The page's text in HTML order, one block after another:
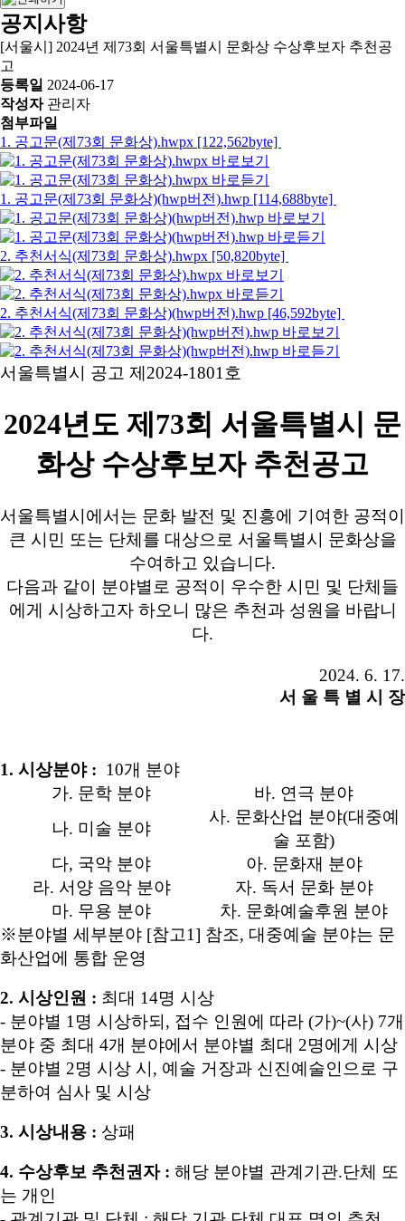
공지사항
[서울시] 2024년 제73회 서울특별시 문화상 수상후보자 추천공
고
등록일 2024-06-17
작성자 관리자
첨부파일
1. 공고문(제73회 문화상).hwpx [122,562byte]
1. 공고문(제73회 문화상)(hwp버전).hwp [114,688byte]
2. 추천서식(제73회 문화상).hwpx [50,820byte]
2. 추천서식(제73회 문화상)(hwp버전).hwp [46,592byte]
서울특별시 공고 제2024-1801호
2024년도 제73회 서울특별시 문
화상 수상후보자 추천공고
서울특별시에서는 문화 발전 및 진흥에 기여한 공적이
큰 시민 또는 단체를 대상으로 서울특별시 문화상을
수여하고 있습니다.
다음과 같이 분야별로 공적이 우수한 시민 및 단체들
에게 시상하고자 하오니 많은 추천과 성원을 바랍니
다.
2024. 6. 17.
서 울 특 별 시 장
1. 시상분야 : 10개 분야
가. 문학 분야
바. 연극 분야
나. 미술 분야
사. 문화산업 분야(대중예
술 포함)
다, 국악 분야
아. 문화재 분야
라. 서양 음악 분야
자. 독서 문화 분야
마. 무용 분야
차. 문화예술후원 분야
※분야별 세부분야 [참고1] 참조, 대중예술 분야는 문
화산업에 통합 운영
2. 시상인원 : 최대 14명 시상
- 분야별 1명 시상하되, 접수 인원에 따라 (가)~(사) 7개
분야 중 최대 4개 분야에서 분야별 최대 2명에게 시상
- 분야별 2명 시상 시, 예술 거장과 신진예술인으로 구
분하여 심사 및 시상
3. 시상내용 : 상패
4. 수상후보 추천권자 : 해당 분야별 관계기관.단체 또
는 개인